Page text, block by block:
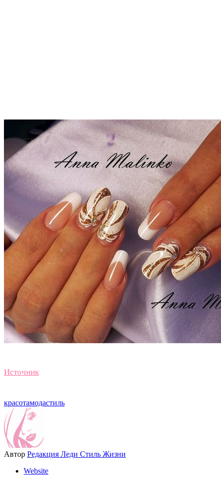
Источник
красотамодастиль
Автор Редакция Леди Стиль Жизни
Website